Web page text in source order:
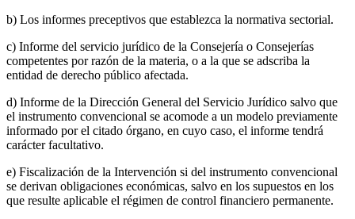
b) Los informes preceptivos que establezca la normativa sectorial.
c) Informe del servicio jurídico de la Consejería o Consejerías
competentes por razón de la materia, o a la que se adscriba la
entidad de derecho público afectada.
d) Informe de la Dirección General del Servicio Jurídico salvo que
el instrumento convencional se acomode a un modelo previamente
informado por el citado órgano, en cuyo caso, el informe tendrá
carácter facultativo.
e) Fiscalización de la Intervención si del instrumento convencional
se derivan obligaciones económicas, salvo en los supuestos en los
que resulte aplicable el régimen de control financiero permanente.